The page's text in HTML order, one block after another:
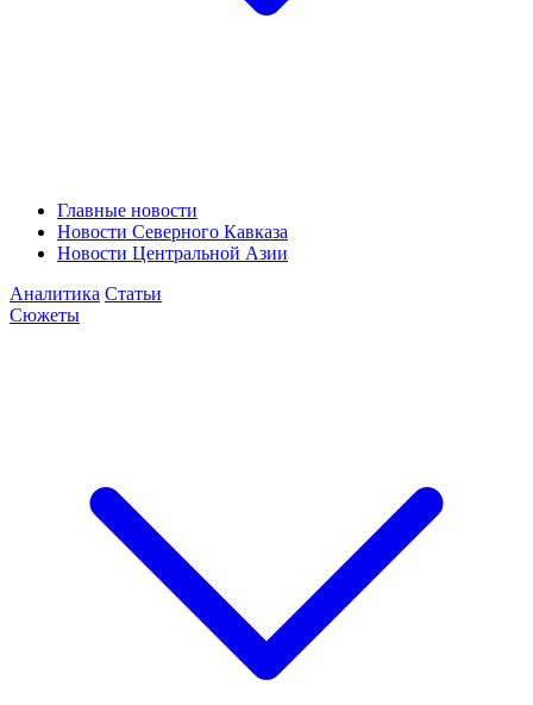
Главные новости
Новости Северного Кавказа
Новости Центральной Азии
Аналитика Статьи
Сюжеты